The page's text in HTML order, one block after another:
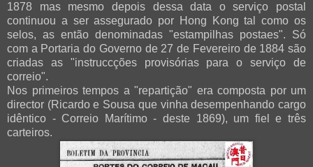
1878 mas mesmo depois dessa data o serviço postal
continuou a ser assegurado por Hong Kong tal como os
selos, as então denominadas "estampilhas postaes". Só
com a Portaria do Governo de 27 de Fevereiro de 1884 são
criadas as "instruccções provisórias para o serviço de
correio".
Nos primeiros tempos a "repartição" era composta por um
director (Ricardo e Sousa que vinha desempenhando cargo
idêntico - Correio Marítimo - deste 1869), um fiel e três
carteiros.